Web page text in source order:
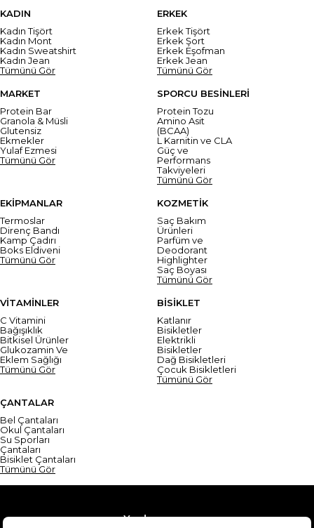
KADIN
Kadın Tişört
Kadın Mont
Kadın Sweatshirt
Kadın Jean
Tümünü Gör
ERKEK
Erkek Tişört
Erkek Şort
Erkek Eşofman
Erkek Jean
Tümünü Gör
MARKET
Protein Bar
Granola & Müsli
Glutensiz
Ekmekler
Yulaf Ezmesi
Tümünü Gör
SPORCU BESİNLERİ
Protein Tozu
Amino Asit
(BCAA)
L Karnitin ve CLA
Güç ve
Performans
Takviyeleri
Tümünü Gör
EKİPMANLAR
Termoslar
Direnç Bandı
Kamp Çadırı
Boks Eldiveni
Tümünü Gör
KOZMETİK
Saç Bakım
Ürünleri
Parfüm ve
Deodorant
Highlighter
Saç Boyası
Tümünü Gör
VİTAMİNLER
C Vitamini
Bağışıklık
Bitkisel Ürünler
Glukozamin Ve
Eklem Sağlığı
Tümünü Gör
BİSİKLET
Katlanır
Bisikletler
Elektrikli
Bisikletler
Dağ Bisikletleri
Çocuk Bisikletleri
Tümünü Gör
ÇANTALAR
Bel Çantaları
Okul Çantaları
Su Sporları
Çantaları
Bisiklet Çantaları
Tümünü Gör
Yardım